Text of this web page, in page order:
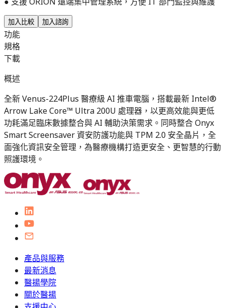
加入比較 加入諮詢
功能
規格
下載
概述
全新 Venus-224Plus 醫療級 AI 推車電腦，搭載最新 Intel®
Arrow Lake Core™ Ultra 200U 處理器，以更高效能與更低
功耗滿足臨床數據整合與 AI 輔助決策需求。同時整合 Onyx
Smart Screensaver 資安防護功能與 TPM 2.0 安全晶片，全
面強化資訊安全管理，為醫療機構打造更安全、更智慧的行動
照護環境。
產品與服務
最新消息
醫揚學院
關於醫揚